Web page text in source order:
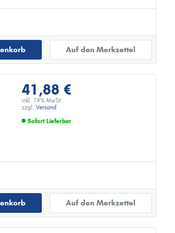
Auf den Merkzettel
41,88 €
inkl. 19% MwSt.
zzgl. Versand
Sofort Lieferbar
Auf den Merkzettel